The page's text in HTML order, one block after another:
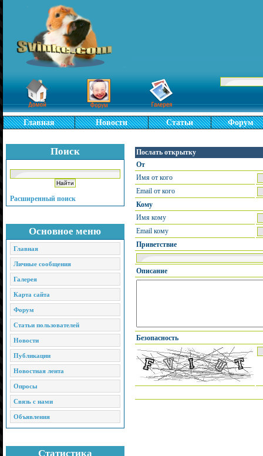
Главная Новости Статьи Форум
Поиск
Расширенный поиск
Основное меню
Главная
Личные сообщения
Галерея
Карта сайта
Форум
Статьи пользователей
Новости
Публикации
Новостная лента
Опросы
Связь с нами
Объявления
Статистика
Послать открытку
От
Имя от кого
Email от кого
Кому
Имя кому
Email кому
Приветствие
Описание
Безопасность